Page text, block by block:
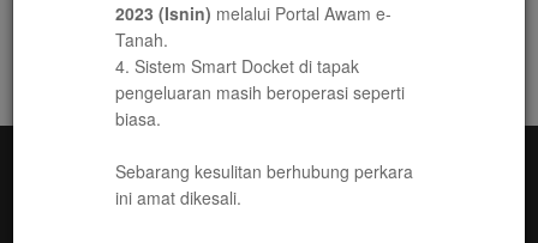
2023 (Isnin) melalui Portal Awam e-
Tanah.
4. Sistem Smart Docket di tapak
pengeluaran masih beroperasi seperti
biasa.
Sebarang kesulitan berhubung perkara
ini amat dikesali.
PENAFIAN